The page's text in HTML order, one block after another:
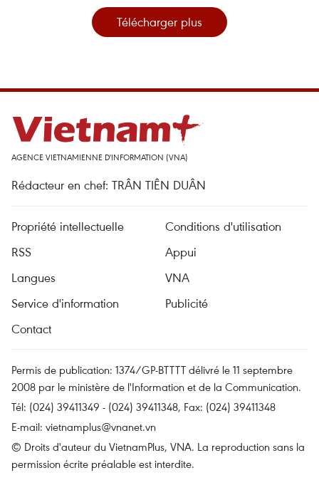
Télécharger plus
AGENCE VIETNAMIENNE D'INFORMATION (VNA)
Rédacteur en chef: TRÂN TIÊN DUÂN
Propriété intellectuelle
Conditions d'utilisation
RSS
Appui
Langues
VNA
Service d'information
Publicité
Contact
Permis de publication: 1374/GP-BTTTT délivré le 11 septembre
2008 par le ministère de l'Information et de la Communication.
Tél: (024) 39411349 - (024) 39411348, Fax: (024) 39411348
E-mail: vietnamplus@vnanet.vn
© Droits d'auteur du VietnamPlus, VNA. La reproduction sans la
permission écrite préalable est interdite.